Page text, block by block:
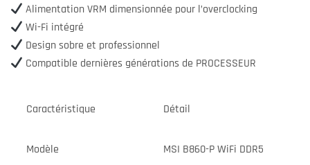
Alimentation VRM dimensionnée pour l’overclocking
Wi-Fi intégré
Design sobre et professionnel
Compatible dernières générations de PROCESSEUR
Caractéristique Détail
Modèle MSI B860-P WiFi DDR5